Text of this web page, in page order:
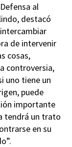
al
destacó
de intervenir
cosas,
controversia,
uno tiene un
puede
importante
tendrá un trato
en su